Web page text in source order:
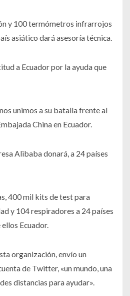
y 100 termómetros infrarrojos
asiático dará asesoría técnica.
a Ecuador por la ayuda que
unimos a su batalla frente al
China en Ecuador.
Alibaba donará, a 24 países
400 mil kits de test para
y 104 respiradores a 24 países
Ecuador.
organización, envío un
de Twitter, «un mundo, una
distancias para ayudar».